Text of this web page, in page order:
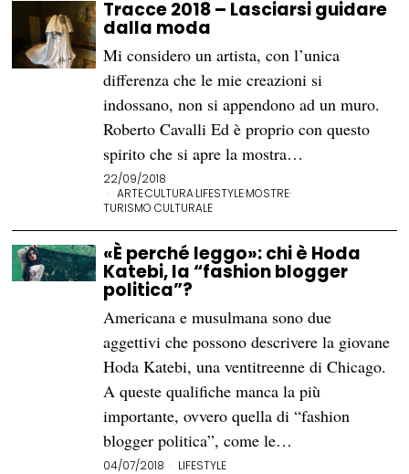
Tracce 2018 – Lasciarsi guidare
dalla moda
Mi considero un artista, con l’unica
differenza che le mie creazioni si
indossano, non si appendono ad un muro.
Roberto Cavalli Ed è proprio con questo
spirito che si apre la mostra…
22/09/2018
ARTE·CULTURA·LIFESTYLE·MOSTRE·
TURISMO CULTURALE
«È perché leggo»: chi è Hoda
Katebi, la “fashion blogger
politica”?
Americana e musulmana sono due
aggettivi che possono descrivere la giovane
Hoda Katebi, una ventitreenne di Chicago.
A queste qualifiche manca la più
importante, ovvero quella di “fashion
blogger politica”, come le…
04/07/2018 LIFESTYLE